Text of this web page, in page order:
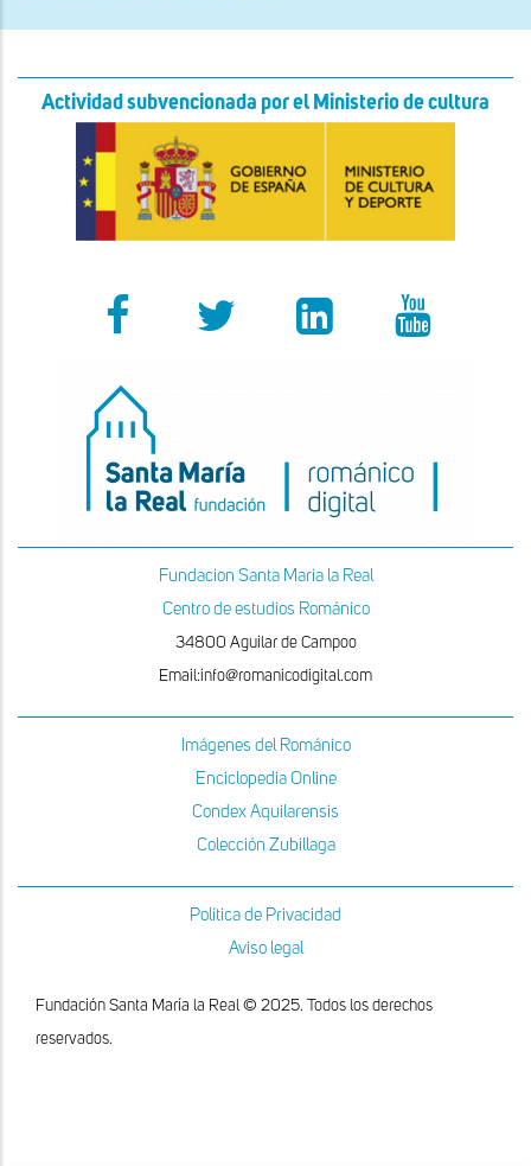
Actividad subvencionada por el Ministerio de cultura
Fundacion Santa Maria la Real
Centro de estudios Románico
34800 Aguilar de Campoo
Email:info@romanicodigital.com
Imágenes del Románico
Enciclopedia Online
Condex Aquilarensis
Colección Zubillaga
Política de Privacidad
Aviso legal
Fundación Santa María la Real © 2025. Todos los derechos
reservados.